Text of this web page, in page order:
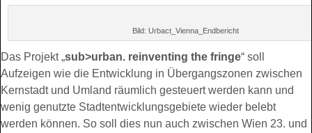
Bild: Urbact_Vienna_Endbericht
Das Projekt „sub>urban. reinventing the fringe“ soll
Aufzeigen wie die Entwicklung in Übergangszonen zwischen
Kernstadt und Umland räumlich gesteuert werden kann und
wenig genutzte Stadtentwicklungsgebiete wieder belebt
werden können. So soll dies nun auch zwischen Wien 23. und